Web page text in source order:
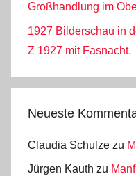
Großhandlung im
1927 Bilderschau in
Z 1927 mit Fasnacht.
Neueste
Claudia Schulze zu
Jürgen Kauth zu